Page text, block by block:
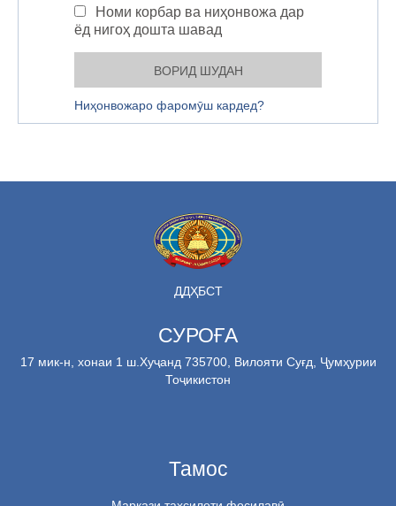
Номи корбар ва ниҳонвожа дар
ёд нигоҳ дошта шавад
Ниҳонвожаро фаромӯш кардед?
ДДҲБСТ
СУРОҒА
17 мик-н, хонаи 1 ш.Хуҷанд 735700, Вилояти Суғд, Ҷумҳурии
Тоҷикистон
Тамос